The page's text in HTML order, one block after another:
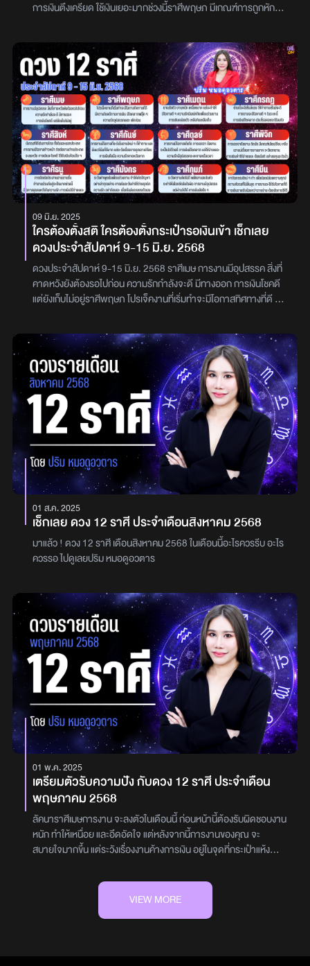
การเงินตึงเครียด ใช้เงินเยอะมากช่วงนี้ราศีพฤษภ มีเกณฑ์การถูกหัก
ต้องมีสติให้ดี การงานจะมีโอกาสที่ดีเข้ามา การเงินกำลังจะมีทิศทางที่
ดีแล้วราศีเมถุน ระมัดระวังการมีปากเสียงกับคนในครอบครัว เครือญาติ
หรือสุขภาพผู้ใหญ่ในบ้าน การงานยังมีโอกาสที่ดี มีเกณฑ์มีชื่อเสียง
เพราะความสามารถราศีกรกฎ มีเกณฑ์เครียดกดดันเรื่องการงานมาก
รับผิดชอบงานที่หนักหรือถูกเอาเปรียบ การเงิน เก็บเงินยาก มีเรื่องต้อง
ใช้จ่ายตลอด แต่จะมีโชคลาภเข้ามาบ้างให้ชื่นใจราศีสิงห์ การงานอยู่ใน
ช่วงต้องมีความรอบคอบ ต้องตรวจทานซ้ำ หรือถูกกินแรงเอาเปรียบได้
มีความแบกรับภาระเกี่ยวกับบ้านหรือครอบครัว การเงินจะโชคดี แต่ราย
จ่ายรออยู่เยอะเช่นกัน ความรัก ต้องมีสติ อย่าหลงใหลใครง่ายๆราศี
กันย์ ระวังอุบัติเหตุ หรือการทะเลาะมีปากเสียงกับคนอื่น หรือ มีเกณฑ์ผู้
อื่นทำให้เดือดร้อน ระวังการทะเลาะกับคนรัก การเงินมีความโชคดี มีโชค
ลาภดีราศีตุลย์ ระวังมีปากเสียงกับคนรัก หรือคนรอบข้าง การเงิน
เหนื่อยหนักใจ ระวังมีคนมาหยิบยืมเงิน ทำให้อึดอัดใจ หรือมีคนเอา
เปรียบทางการเงิน การงานต้องปรับตัว หรือระวังตกงานราศีพิจิก ยังคง
ต้องระวังความเจ็บป่วยหรืออุบัติเหตุอยู่ มีเกณฑ์การงานเปลี่ยนแปลง
โยกย้าย ย้ายแล้วจะดี การเงินต้องใช้จ่ายอย่างมีสติ อย่าลงทุนอะไร
เสี่ยงๆเด็ดขาดราศีธนู การเรียนการศึกษาต้องพยายามมากขึ้น มี
เกณฑ์การแข่งขัน การประกวด จะมีโอกาสที่ดี ระวังมีเรื่องทะเลาะกับ
เกณฑ์เจอคู่ในที่ทำงาน เพื่อนร่วมงานแอบสนใจคุณ การเงินจะมีทิศทางที่
ดี แต่ใช้จ่ายเยอะราศีกุมภ์ ระวังคิดผิดตัดสินใจผิดเกี่ยวกับความรักหรือ
การงาน เป็นช่วงไม่ค่อยอยากเข้าสังคมหรือติดต่อใคร จะมีความคิดมา
หรือนอยด์บางอย่าง การเงินยังตึง ไม่โล่ง การงานต้องเปลี่ยนแปลง ระวัง
ตกงานช่วงนี้ราศีมีน เป็นช่วงเอื่อยเฉื่อย หมดไฟ หมดแรงใจ ต้องกระตุ้น
ตัวเอง!ระวังคำพูดให้ดี อาจจะมีปากเสียงกับคนรักหรือคนอื่นได้ การ
งานมีเกณฑ์การเปลี่ยนแปลงได้ การเงินใช้จ่ายเยอะ ระวังถูกเอาเปรียบให้
จ่ายเงินก่อนแล้วตามทวงคืนยากช่วงนี้
09 มิ.ย. 2025
ใครต้องตั้งสติ ใครต้องตั้งกระเป๋ารอเงินเข้า เช็กเลย
ดวงประจำสัปดาห์ 9-15 มิ.ย. 2568
ดวงประจำสัปดาห์ 9-15 มิ.ย. 2568 ราศีเมษ การงานมีอุปสรรค สิ่งที่
คาดหวังยังต้องรอไปก่อน ความรักกำลังจะดี มีทางออก การเงินโชคดี
แต่ยังเก็บไม่อยู่ราศีพฤษภ โปรเจ็คงานที่เริ่มทำจะมีโอกาสทิศทางที่ดี มี
ราศีเมถุน งานรัดตัว งานหนัก เหนื่อยมาก แต่จะทำให้มีโอกาสดี ๆ ความ
รักมีเสน่ห์กับเพื่อนร่วมงาน การเงินคล่องตัว เหลือกินเหลือเก็บ ราศี
กรกฎ ช่วงนี้จะมีเซ้นส์แรง ให้ทำตามเซ้นส์จะดี การงานจะมีโอกาสดี ๆ ใน
ระยะนี้ การเงินมีโชคลาภ เงินที่รอคอยจะได้สมใจ ราศีสิงห์ มีเกณฑ์ได้เดิน
ทางไกล ทั้งในและนอกประเทศ การงานมีโอกาสก้าวหน้า ติดต่องานต่าง
ประเทศจะสมหวัง การเงินจะโชคดี ได้รับเงินก้อนปังๆ ราศีกันย์ การงานมี
โอกาสที่จะริเริ่มงานใหม่ ๆ ที่ท้าทาย และมีแนวโน้มที่ดีมาก แต่ระวังเรื่อง
การถูกเอาเปรียบ การเงินตึงมือ ความรักคาดหวังยาก ราศีตุลย์ การ
งานมีโอกาสเติบโต การเจรจา ดีงานจะเป็นไปด้วยดี การเงินโชคดี มีโชค
ลาภ แต่ใช้จ่ายเยอะ ความรักมีอุปสรรคระยะทางหรือเวลา ราศีพิจิก
การเจรจาดีลงาน มีความติดขัด มีเกณฑ์เสียเปรียบ หรือเอาแน่เรื่องการ
งานยาก ระวังตกงาน การเงินค่าใช้จ่ายเยอะ ต้องมีสติ อย่าลงทุนอะไรมั่ว
ๆ ราศีธนู การติดต่อประสานงานราบรื่น ทำงานร่วมกับคู่จะปังมากช่วง
นี้ มีโอกาสสุขสมหวังในความรัก การเงินใช้จ่ายเยอะ ราศีมังกร ระวังคำ
พูดต่อเพื่อนร่วมงาน อาจะจะทำให้เกิดปัญหาภายหลัง อย่าเล่าทุก
อย่าง การเงินระวังค่าใช้จ่ายจุกจิก ความรัก อย่าคิดเยอะ ต้องเชื่อเซ้นส์
เลือกตัดสินใจผิด การงานมีอุปสรรคนิดหน่อย แต่ผ่านไปได้ การเงินยัง
ตึง ๆราศีมีน หากิจกรรมใหม่ ๆ ทำ เพื่อปลดปล่อยความทุกข์ ความ
กังวลที่ไม่สิ้นสุด การงานจะได้รับโอกาสที่ดี การเงินรายรับน้อยกว่าราย
จ่าย ต้องจัดการให้ดี
01 ส.ค. 2025
เช็กเลย ดวง 12 ราศี ประจำเดือนสิงหาคม 2568
มาแล้ว ! ดวง 12 ราศี เดือนสิงหาคม 2568 ในเดือนนี้อะไรควรรีบ อะไร
ควรรอ ไปดูเลยปริม หมอดูอวตาร
01 พ.ค. 2025
เตรียมตัวรับความปัง กับดวง 12 ราศี ประจำเดือน
พฤษภาคม 2568
ลัคนาราศีเมษการงาน จะลงตัวในเดือนนี้ ก่อนหน้านี้ต้องรับผิดชอบงาน
หนัก ทำให้เหนื่อย และอึดอัดใจ แต่หลังจากนี้การงานของคุณ จะ
สบายใจมากขึ้น แต่ระวังเรื่องงานค้างการเงิน อยู่ในจุดที่กระเป๋าแห้ง
หลังจะมีโอกาสในการหาเงินเข้ามา แต่ราศีนี้ห้ามลงทุนร่วมกับใคร เพราะ
มีเกณฑ์ถูกโกงความรัก ระวังเรื่องมือที่สาม หรือคนหลอกลวงที่จะเข้ามา
ในความสัมพันธ์ ทำให้คุณหลงไหล คุณจะมีความสัมพันธ์ที่รวดเร็วใน
อุปสรรคเล็กน้อย เพื่อให้คุณได้พัฒนาตัวเองให้ดียิ่งขึ้น เป็นที่รักของเจ้า
VIEW MORE